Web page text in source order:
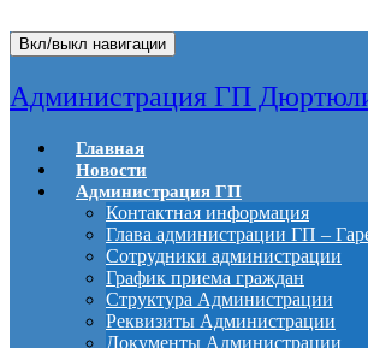
Вкл/выкл навигации
Администрация ГП
Главная
Новости
Администрация ГП
Контактная информация
Глава администрации ГП –
Сотрудники администрации
График приема граждан
Структура Администрации
Реквизиты Администрации
Документы Администрации